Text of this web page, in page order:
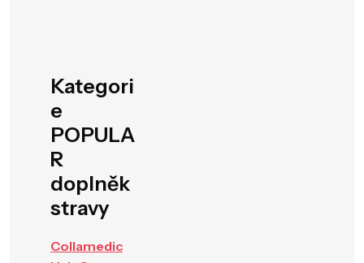
Kategori
e
POPULA
R
doplněk
stravy
Collamedic